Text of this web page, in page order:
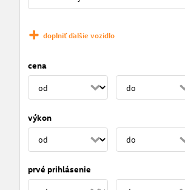
doplniť ďalšie vozidlo
cena
výkon
prvé prihlásenie